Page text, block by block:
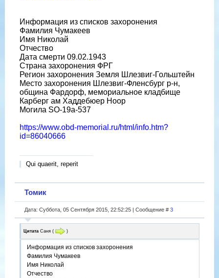
Информация из списков захоронения
Фамилия Чумакеев
Имя Николай
Отчество
Дата смерти 09.02.1943
Страна захоронения ФРГ
Регион захоронения Земля Шлезвиг-Гольштейн
Место захоронения Шлезвиг-Фленсбург р-н,
община Фардорф, мемориальное кладбище
Карберг ам Хаддебюер Ноор
Могила SO-19a-537
https://www.obd-memorial.ru/html/info.htm?
id=86040666
Qui quaerit, reperit
Томик
Дата: Суббота, 05 Сентября 2015, 22:52:25 | Сообщение # 3
Цитата Саня ( )
Информация из списков захоронения
Фамилия Чумакеев
Имя Николай
Отчество